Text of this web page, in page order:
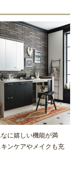
に嬉しい機能が満
ンケアやメイクも充